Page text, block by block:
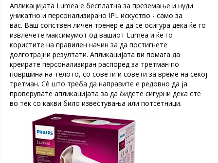
Апликацијата Lumea е бесплатна за преземање и нуди
уникатно и персонализирано IPL искуство - само за
вас. Ваш сопствен личен тренер е да се осигура дека ќе го
извлечете максимумот од вашиот Lumea и ќе го
користите на правилен начин за да постигнете
долготрајни резултати. Апликацијата ви помага да
креирате персонализиран распоред за третман по
површина на телото, со совети и совети за време на секој
третман. Сè што треба да направите е редовно да ја
проверувате апликацијата за да бидете сигурни дека сте
во тек со какви било известувања или потсетници.